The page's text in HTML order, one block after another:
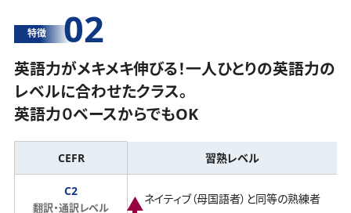
特徴 02
英語力がメキメキ伸びる！一人ひとりの英語力の
レベルに合わせたクラス。
英語力０ベースからでもOK
CEFR 習熟レベル
C2
翻訳・通訳レベル
ネイティブ（母国語者）と同等の熟練者